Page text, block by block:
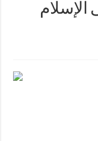
الإسلام